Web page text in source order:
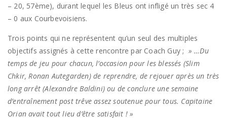
– 20, 57ème), durant lequel les Bleus ont infligé un très sec 4
– 0 aux Courbevoisiens.
Trois points qui ne représentent qu’un seul des multiples
objectifs assignés à cette rencontre par Coach Guy ; » …Du
temps de jeu pour chacun, l’occasion pour les blessés (Slim
Chkir, Ronan Autegarden) de reprendre, de rejouer après un très
long arrêt (Alexandre Baldini) ou de conclure une semaine
d’entraînement post trêve assez soutenue pour tous. Capitaine
Orian avait tout lieu d’être satisfait ! »